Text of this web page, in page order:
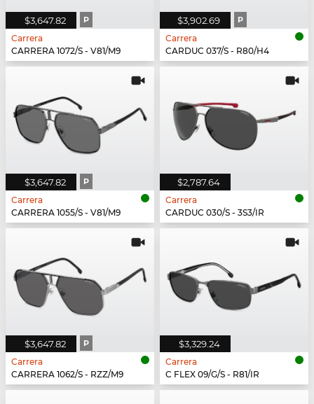
$3,647.82 P
Carrera
CARRERA 1072/S - V81/M9
$3,902.69 P
Carrera
CARDUC 037/S - R80/H4
$3,647.82 P
Carrera
CARRERA 1055/S - V81/M9
$2,787.64
Carrera
CARDUC 030/S - 3S3/IR
$3,647.82 P
Carrera
CARRERA 1062/S - RZZ/M9
$3,329.24
Carrera
C FLEX 09/G/S - R81/IR